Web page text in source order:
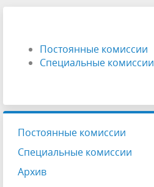
Постоянные комиссии
Специальные комиссии
Постоянные комиссии
Специальные комиссии
Архив